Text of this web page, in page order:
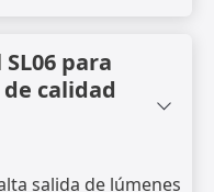
para
calidad
salida de lúmenes